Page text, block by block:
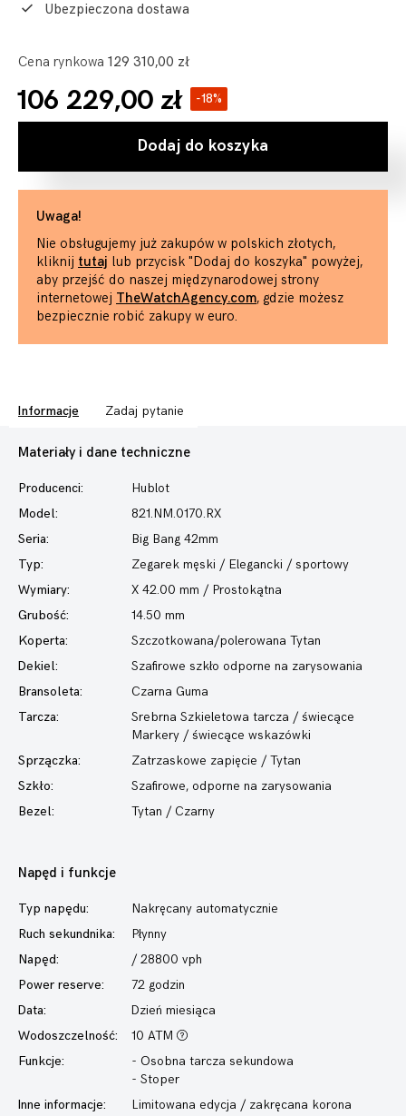
Ubezpieczona dostawa
Cena rynkowa 129 310,00 zł
106 229,00 zł -18%
Dodaj do koszyka
Uwaga!
Nie obsługujemy już zakupów w polskich złotych,
kliknij tutaj lub przycisk "Dodaj do koszyka" powyżej,
aby przejść do naszej międzynarodowej strony
internetowej TheWatchAgency.com, gdzie możesz
bezpiecznie robić zakupy w euro.
Informacje Zadaj pytanie
Materiały i dane techniczne
Producenci:
Hublot
Model:
821.NM.0170.RX
Seria:
Big Bang 42mm
Typ:
Zegarek męski / Elegancki / sportowy
Wymiary:
X 42.00 mm / Prostokątna
Grubość:
14.50 mm
Koperta:
Szczotkowana/polerowana Tytan
Dekiel:
Szafirowe szkło odporne na zarysowania
Bransoleta:
Czarna Guma
Tarcza:
Srebrna Szkieletowa tarcza / świecące
Markery / świecące wskazówki
Sprzączka:
Zatrzaskowe zapięcie / Tytan
Szkło:
Szafirowe, odporne na zarysowania
Bezel:
Tytan / Czarny
Napęd i funkcje
Typ napędu:
Nakręcany automatycznie
Ruch sekundnika:
Płynny
Napęd:
/ 28800 vph
Power reserve:
72 godzin
Data:
Dzień miesiąca
Wodoszczelność:
10 ATM
Funkcje:
- Osobna tarcza sekundowa
- Stoper
Inne informacje:
Limitowana edycja / zakręcana korona